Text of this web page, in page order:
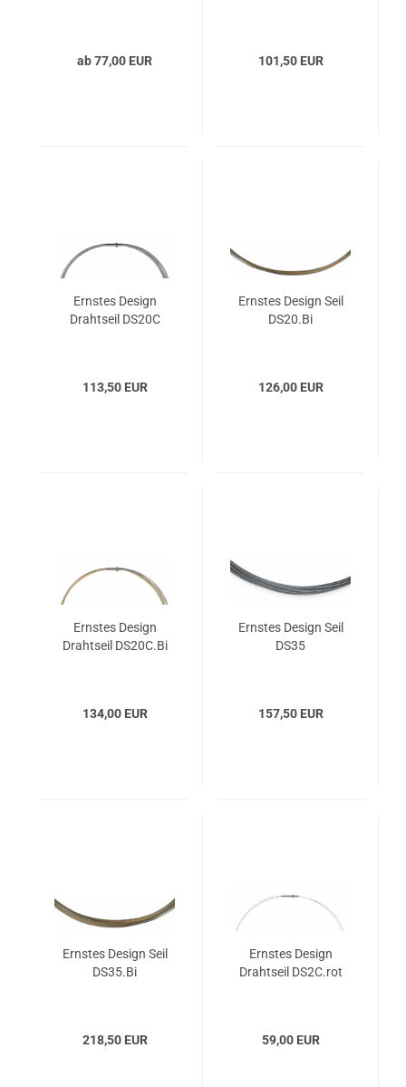
ab 77,00 EUR 101,50 EUR
Ernstes Design
Drahtseil DS20C
113,50 EUR
Ernstes Design Seil
DS20.Bi
126,00 EUR
Ernstes Design
Drahtseil DS20C.Bi
134,00 EUR
Ernstes Design Seil
DS35
157,50 EUR
Ernstes Design Seil
DS35.Bi
218,50 EUR
Ernstes Design
Drahtseil DS2C.rot
59,00 EUR